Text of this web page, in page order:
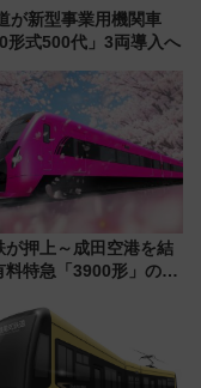
が新型事業用機関車
形式500代」3両導入へ
が押上～成田空港を結
料特急「3900形」のコ
施